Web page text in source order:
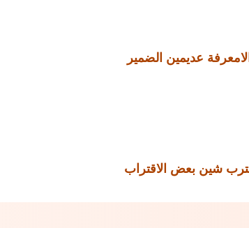
عديمين الضمير
شين بعض الاقتراب